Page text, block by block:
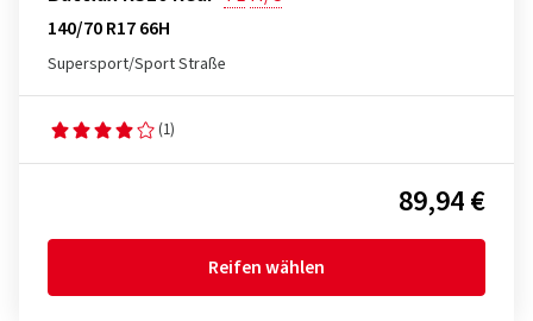
140/70 R17 66H
Supersport/Sport Straße
(1)
89,94 €
Reifen wählen